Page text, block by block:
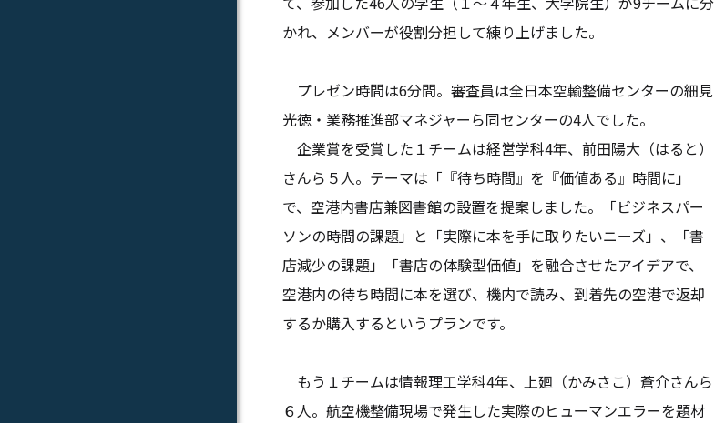
かれ、メンバーが役割分担して練り上げました。
プレゼン時間は6分間。審査員は全日本空輸整備センターの細見
光徳・業務推進部マネジャーら同センターの4人でした。
企業賞を受賞した１チームは経営学科4年、前田陽大（はると）
さんら５人。テーマは「『待ち時間』を『価値ある』時間に」
で、空港内書店兼図書館の設置を提案しました。「ビジネスパー
ソンの時間の課題」と「実際に本を手に取りたいニーズ」、「書
店減少の課題」「書店の体験型価値」を融合させたアイデアで、
空港内の待ち時間に本を選び、機内で読み、到着先の空港で返却
するか購入するというプランです。
もう１チームは情報理工学科4年、上廻（かみさこ）蒼介さんら
６人。航空機整備現場で発生した実際のヒューマンエラーを題材